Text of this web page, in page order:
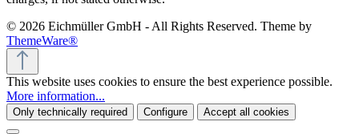
© 2026 Eichmüller GmbH - All Rights Reserved. Theme by
ThemeWare®
This website uses cookies to ensure the best experience possible.
More information...
Only technically required Configure Accept all cookies